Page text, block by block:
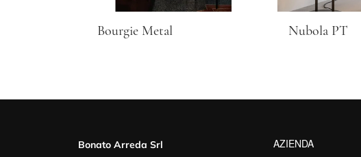
Bourgie Metal Nubola PT
Bonato Arreda Srl AZIENDA